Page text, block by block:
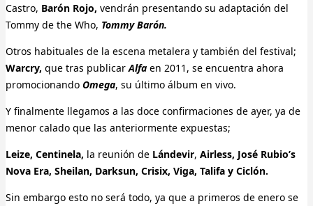
Castro, Barón Rojo, vendrán presentando su adaptación del
Tommy de the Who, Tommy Barón.
Otros habituales de la escena metalera y también del festival;
Warcry, que tras publicarAlfa en 2011, se encuentra ahora
promocionando Omega, su último álbum en vivo.
Y finalmente llegamos a las doce confirmaciones de ayer, ya de
menor calado que las anteriormente expuestas;
Leize, Centinela, la reunión de Lándevir, Airless, José Rubio’s
Nova Era, Sheilan, Darksun, Crisix, Viga, Talifa y Ciclón.
Sin embargo esto no será todo, ya que a primeros de enero se